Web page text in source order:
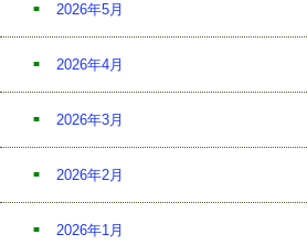
2026年5月
2026年4月
2026年3月
2026年2月
2026年1月